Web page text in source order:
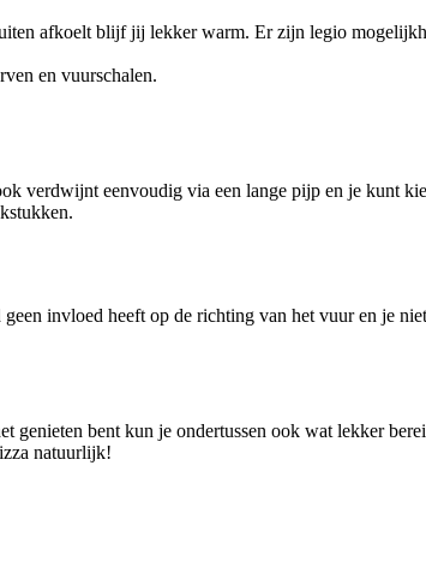
afkoelt blijf jij lekker warm. Er zijn legio
en vuurschalen.
verdwijnt eenvoudig via een lange pijp en je kunt
invloed heeft op de richting van het vuur en je
bent kun je ondertussen ook wat lekker
natuurlijk!